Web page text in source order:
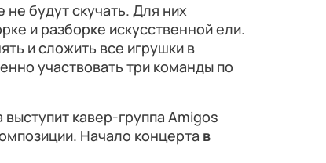
не будут скучать. Для них
и разборке искусственной ели.
и сложить все игрушки в
участвовать три команды по
кавер-группа Amigos
Начало концерта в